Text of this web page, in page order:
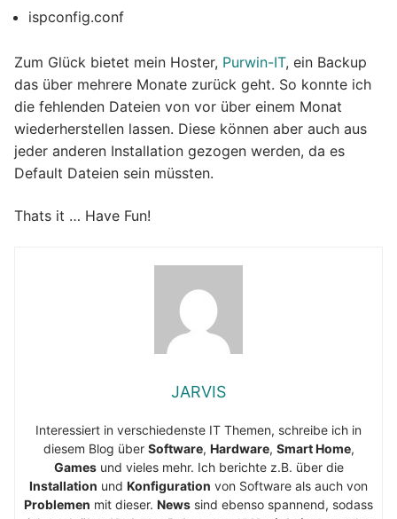
ispconfig.conf
Zum Glück bietet mein Hoster, Purwin-IT, ein Backup
das über mehrere Monate zurück geht. So konnte ich
die fehlenden Dateien von vor über einem Monat
wiederherstellen lassen. Diese können aber auch aus
jeder anderen Installation gezogen werden, da es
Default Dateien sein müssten.
Thats it … Have Fun!
JARVIS
Interessiert in verschiedenste IT Themen, schreibe ich in
diesem Blog über Software, Hardware, Smart Home,
Gamesund vieles mehr. Ich berichte z.B. über die
Installation und Konfiguration von Software als auch von
Problemen mit dieser. News sind ebenso spannend, sodass